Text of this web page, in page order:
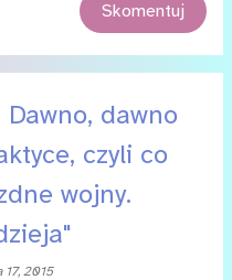
najmniejszy udział —
seans „Nowej
położyłem się w łóżku)
kiedy film emitowano
pełen ekscytacji
„Gwiezdnych
momencie coś
nie dało się tego podnieść,
Tym czymś był...
Skomentuj
dawno
czyli co
wojny.
17, 2015